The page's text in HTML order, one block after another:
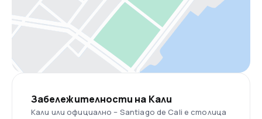
Забележителности на Кали
Кали или официално – Santiago de Cali е столица